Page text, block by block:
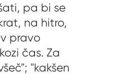
pa bi se
na hitro,
pravo
čas. Za
"kakšen